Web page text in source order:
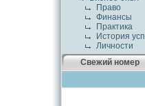
Право
Финансы
Практика
История
Личности
Свежий номер